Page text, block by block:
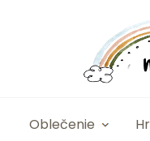
Oblečenie